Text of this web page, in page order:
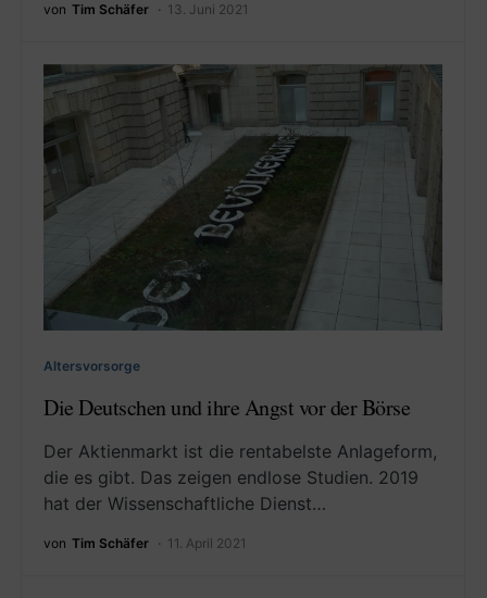
von Tim Schäfer 13. Juni 2021
Altersvorsorge
Die Deutschen und ihre Angst vor der Börse
Der Aktienmarkt ist die rentabelste Anlageform,
die es gibt. Das zeigen endlose Studien. 2019
hat der Wissenschaftliche Dienst…
von Tim Schäfer 11. April 2021